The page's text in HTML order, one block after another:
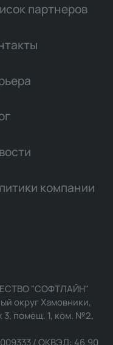
партнеров
компании
"СОФТЛАЙН"
округ Хамовники,
3, помещ. 1, ком. №2,
/ ОКВЭД: 46.90